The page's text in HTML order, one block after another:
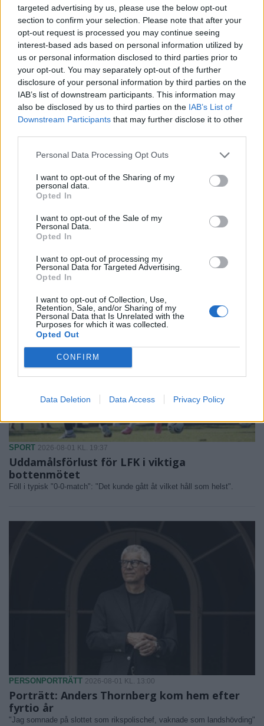
targeted advertising by us, please use the below opt-out
section to confirm your selection. Please note that after your
opt-out request is processed you may continue seeing
interest-based ads based on personal information utilized by
us or personal information disclosed to third parties prior to
your opt-out. You may separately opt-out of the further
disclosure of your personal information by third parties on the
IAB’s list of downstream participants. This information may
also be disclosed by us to third parties on the IAB’s List of
Downstream Participants that may further disclose it to other
Personal Data Processing Opt Outs
I want to opt-out of the Sharing of my
personal data.
Opted In
I want to opt-out of the Sale of my
Personal Data.
Opted In
I want to opt-out of processing my
Personal Data for Targeted Advertising.
Opted In
I want to opt-out of Collection, Use,
Retention, Sale, and/or Sharing of my
Personal Data that Is Unrelated with the
Purposes for which it was collected.
Opted Out
CONFIRM
Data Deletion Data Access Privacy Policy
NYHETER 2026-08-03 KL. 14:03
Dömd för penningtvätt – sa sig ha blivit lurad
Laholmare tog emot och skickade vidare pengar från bedrägeri.
NYHETER 2026-08-02 KL. 06:00
Christoffers uppfinning erövrar världen
SPORT 2026-08-01 KL. 19:37
Uddamålsförlust för LFK i viktiga
bottenmötet
Föll i typisk "0-0-match": "Det kunde gått åt vilket håll som helst".
PERSONPORTRÄTT 2026-08-01 KL. 13:00
Porträtt: Anders Thornberg kom hem efter
fyrtio år
"Jag somnade på slottet som rikspolischef, vaknade som landshövding"